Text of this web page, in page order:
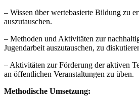
– Wissen über wertebasierte Bildung zu
auszutauschen.
– Methoden und Aktivitäten zur
Jugendarbeit auszutauschen, zu
– Aktivitäten zur Förderung der aktiven
an öffentlichen Veranstaltungen zu üben.
Methodische Umsetzung: